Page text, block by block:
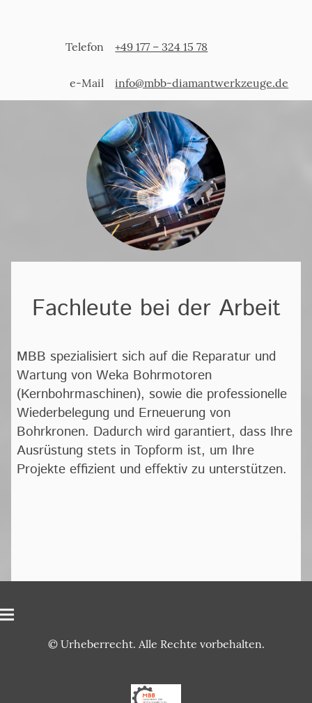
Telefon +49 177 – 324 15 78
e-Mail info@mbb-diamantwerkzeuge.de
Fachleute bei der Arbeit
MBB spezialisiert sich auf die Reparatur und
Wartung von Weka Bohrmotoren
(Kernbohrmaschinen), sowie die professionelle
Wiederbelegung und Erneuerung von
Bohrkronen. Dadurch wird garantiert, dass Ihre
Ausrüstung stets in Topform ist, um Ihre
Projekte effizient und effektiv zu unterstützen.
© Urheberrecht. Alle Rechte vorbehalten.